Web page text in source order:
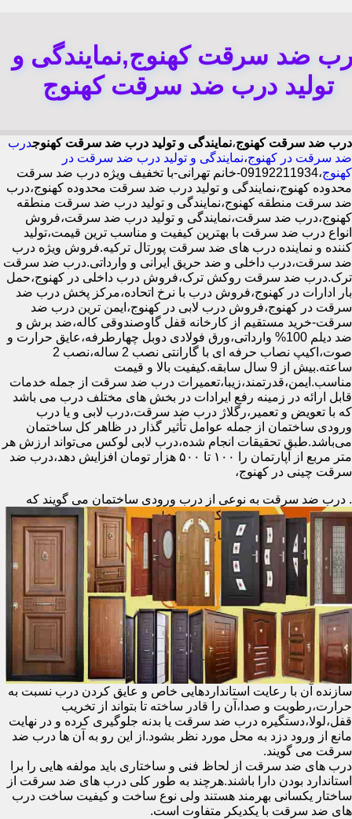
ضد سرقت کهنوج,نمایندگی و
تولید درب ضد سرقت کهنوج
درب ضد سرقت کهنوج،نمایندگی و تولید درب ضد سرقت کهنوجدرب
ضد سرقت در کهنوج،نمایندگی و تولید درب ضد سرقت در
کهنوج
،09192211934-خانم تهرانی-با تخفیف ویژه درب ضد سرقت
محدوده کهنوج،نمایندگی و تولید درب ضد سرقت محدوده کهنوج،درب
ضد سرقت منطقه کهنوج،نمایندگی و تولید درب ضد سرقت منطقه
کهنوج،درب ضد سرقت،نمایندگی و تولید درب ضد سرقت،فروش
انواع درب ضد سرقت با بهترین کیفیت و مناسب ترین قیمت،تولید
کننده و نماینده درب های ضد سرقت پورتال ترکیه.فروش ویژه درب
ضد سرقت،درب داخلی و ضد حریق ایرانی و وارداتی.درب ضد سرقت
ترک.درب ضد سرقت روکش ترک،فروش درب داخلی در کهنوج،حمل
بار ادارات در کهنوج،فروش درب با نرخ اتحاده،مرکز پخش درب ضد
سرقت در کهنوج،فروش درب لابی در کهنوج،ایمن ترین درب ضد
سرقت-خرید مستقیم از کارخانه قفل گاوصندوقی کاله،ضد برش و
ضد دیلم 100% وارداتی،ورق فولادی دوبل چهارطرفه،عایق حرارت و
صوت،اکیپ نصاب حرفه ای با گارانتی نصب 2 ساله،نصب 2
ساعته.بیش از 9 سال سابقه.کیفیت بالا و قیمت
مناسب.ایمن،قدرتمند،زیبا،تعمیرات درب ضد سرقت از جمله خدمات
قابل ارائه در زمینه رفع ایرادات در بخش های مختلف درب می باشد
که با تعویض و تعمیر،رگلاژ درب ضد سرقت،درب لابی و یا درب
ورودی ساختمان از جمله عوامل تأثیر گذار در ظاهر کل ساختمان
می‌باشد.طبق تحقیقات انجام شده،درب لابی لوکس می‌تواند ارزش هر
متر مربع از آپارتمان را ۱۰۰ تا ۵۰۰ هزار تومان افزایش دهد،درب ضد
سرقت چینی در کهنوج،
. درب ضد سرقت به نوعی از درب ورودی ساختمان می گویند که
سازنده آن با رعایت استانداردهایی خاص و عایق کردن درب نسبت به
حرارت،رطوبت و صدا،آن را قادر ساخته تا بتواند از تخریب
قفل،لولا،دستگیره درب ضد سرقت یا بدنه جلوگیری کرده و در نهایت
مانع از ورود دزد به محل مورد نظر بشود.از این رو به آن ها درب ضد
سرقت می گویند.
درب های ضد سرقت از لحاظ فنی و ساختاری باید مولفه هایی را برا
استاندارد بودن دارا باشند.هرچند به طور کلی درب های ضد سرقت از
ساختار یکسانی بهرمند هستند ولی نوع ساخت و کیفیت ساخت درب
های ضد سرقت با یکدیکر متفاوت است.